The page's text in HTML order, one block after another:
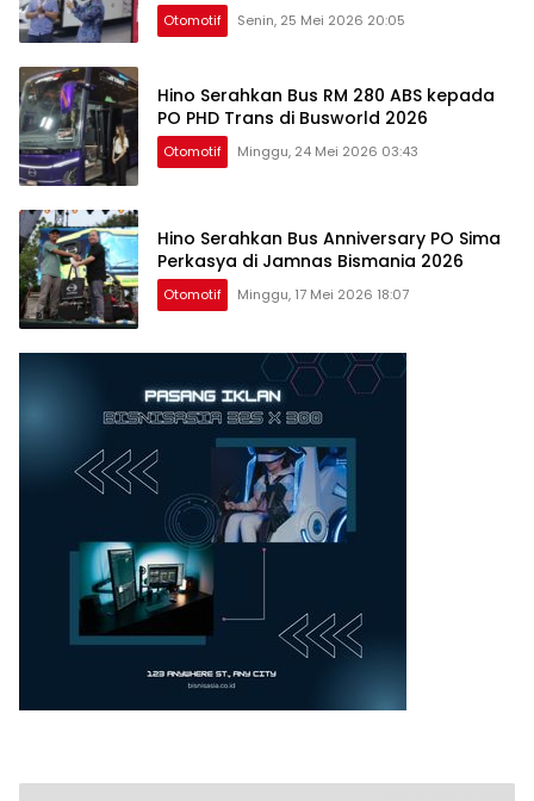
Otomotif Senin, 25 Mei 2026 20:05
Hino Serahkan Bus RM 280 ABS kepada
PO PHD Trans di Busworld 2026
Otomotif Minggu, 24 Mei 2026 03:43
Hino Serahkan Bus Anniversary PO Sima
Perkasya di Jamnas Bismania 2026
Otomotif Minggu, 17 Mei 2026 18:07